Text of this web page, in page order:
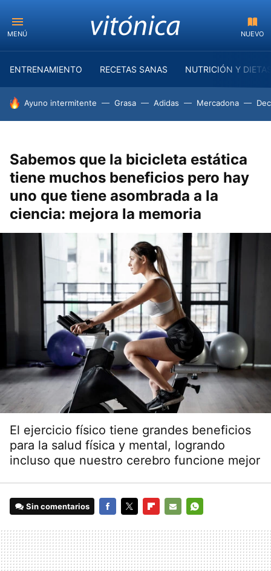
MENÚ NUEVO
ENTRENAMIENTO RECETAS SANAS NUTRICIÓN Y
HOY SE HABLA DE
Ayuno intermitente Grasa Adidas Mercadona
Sabemos que la bicicleta estática
tiene muchos beneficios pero hay
uno que tiene asombrada a la
ciencia: mejora la memoria
El ejercicio físico tiene grandes beneficios
para la salud física y mental, logrando
incluso que nuestro cerebro funcione mejor
Sin comentarios
MAIL